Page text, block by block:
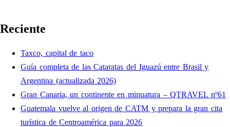
Reciente
Taxco, capital de taco
Guía completa de las Cataratas del Iguazú entre Brasil y
Argentina (actualizada 2026)
Gran Canaria, un continente en minuatura – QTRAVEL nº61
Guatemala vuelve al origen de CATM y prepara la gran cita
turística de Centroamérica para 2026